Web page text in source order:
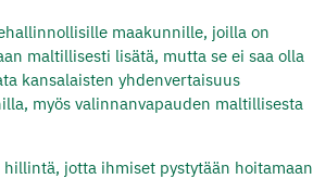
maakunnille, joilla on
maltillisesti lisätä, mutta se ei saa olla
kansalaisten yhdenvertaisuus
myös valinnanvapauden maltillisesta
jotta ihmiset pystytään hoitamaan